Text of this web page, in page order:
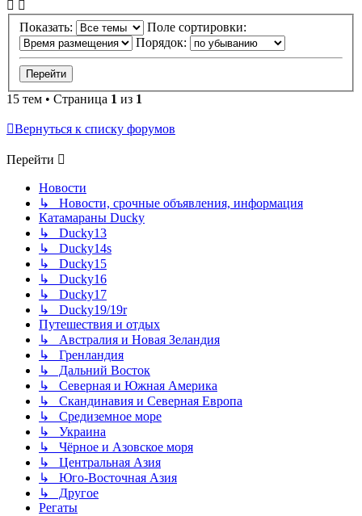
Показать:
Поле сортировки:
Порядок:
15 тем • Страница 1 из 1
Вернуться к списку форумов
Перейти
Новости
↳ Новости, срочные объявления, информация
Катамараны Ducky
↳ Ducky13
↳ Ducky14s
↳ Ducky15
↳ Ducky16
↳ Ducky17
↳ Ducky19/19r
Путешествия и отдых
↳ Австралия и Новая Зеландия
↳ Гренландия
↳ Дальний Восток
↳ Северная и Южная Америка
↳ Скандинавия и Северная Европа
↳ Средиземное море
↳ Украина
↳ Чёрное и Азовское моря
↳ Центральная Азия
↳ Юго-Восточная Азия
↳ Другое
Регаты